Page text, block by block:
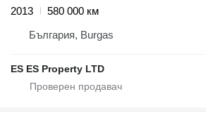
2013
580 000 км
България, Burgas
ES ES Property LTD